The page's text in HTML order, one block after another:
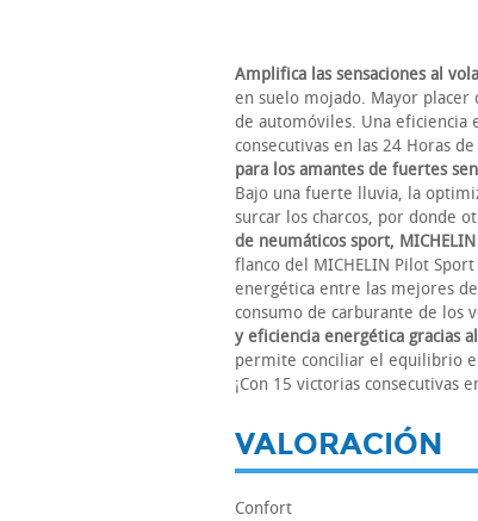
Amplifica las sensaciones al
en suelo mojado. Mayor placer
de automóviles. Una eficiencia
consecutivas en las 24 Horas
para los amantes de fuertes
Bajo una fuerte lluvia, la
surcar los charcos, por donde
de neumáticos sport,
flanco del MICHELIN Pilot
energética entre las mejores
consumo de carburante de los
y eficiencia energética gracias
permite conciliar el equilibrio
¡Con 15 victorias consecutivas
VALORACIÓN
Confort